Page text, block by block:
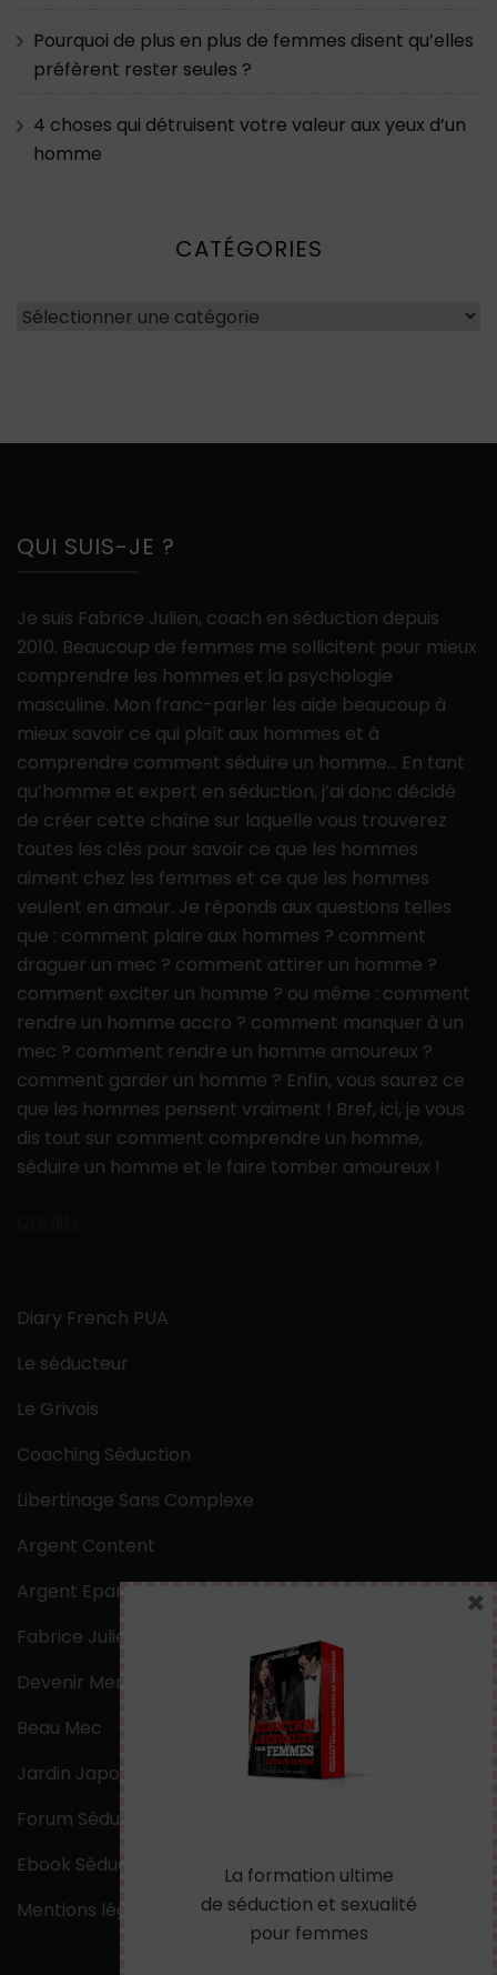
Pourquoi de plus en plus de femmes disent qu’elles
préfèrent rester seules ?
4 choses qui détruisent votre valeur aux yeux d’un
homme
CATÉGORIES
Catégories
QUI SUIS-JE ?
Je suis Fabrice Julien, coach en séduction depuis
2010. Beaucoup de femmes me sollicitent pour mieux
comprendre les hommes et la psychologie
masculine. Mon franc-parler les aide beaucoup à
mieux savoir ce qui plaît aux hommes et à
comprendre comment séduire un homme… En tant
qu’homme et expert en séduction, j’ai donc décidé
de créer cette chaîne sur laquelle vous trouverez
toutes les clés pour savoir ce que les hommes
aiment chez les femmes et ce que les hommes
veulent en amour. Je réponds aux questions telles
que : comment plaire aux hommes ? comment
draguer un mec ? comment attirer un homme ?
comment exciter un homme ? ou même : comment
rendre un homme accro ? comment manquer à un
mec ? comment rendre un homme amoureux ?
comment garder un homme ? Enfin, vous saurez ce
que les hommes pensent vraiment ! Bref, ici, je vous
dis tout sur comment comprendre un homme,
séduire un homme et le faire tomber amoureux !
Diary French PUA
Le séducteur
Le Grivois
Coaching Séduction
Libertinage Sans Complexe
Argent Content
Argent Epargne
Fabrice Julien
Devenir Mentaliste
Beau Mec
Jardin Japonais Zen
Forum Séduction
Ebook Séduction
Mentions légales
La formation ultime
de séduction et sexualité
pour femmes
×